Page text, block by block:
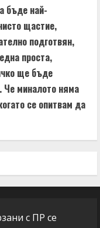
бъде най-
щастие,
подготвян,
проста,
ще бъде
Че миналото няма
се опитвам да
с ПР се